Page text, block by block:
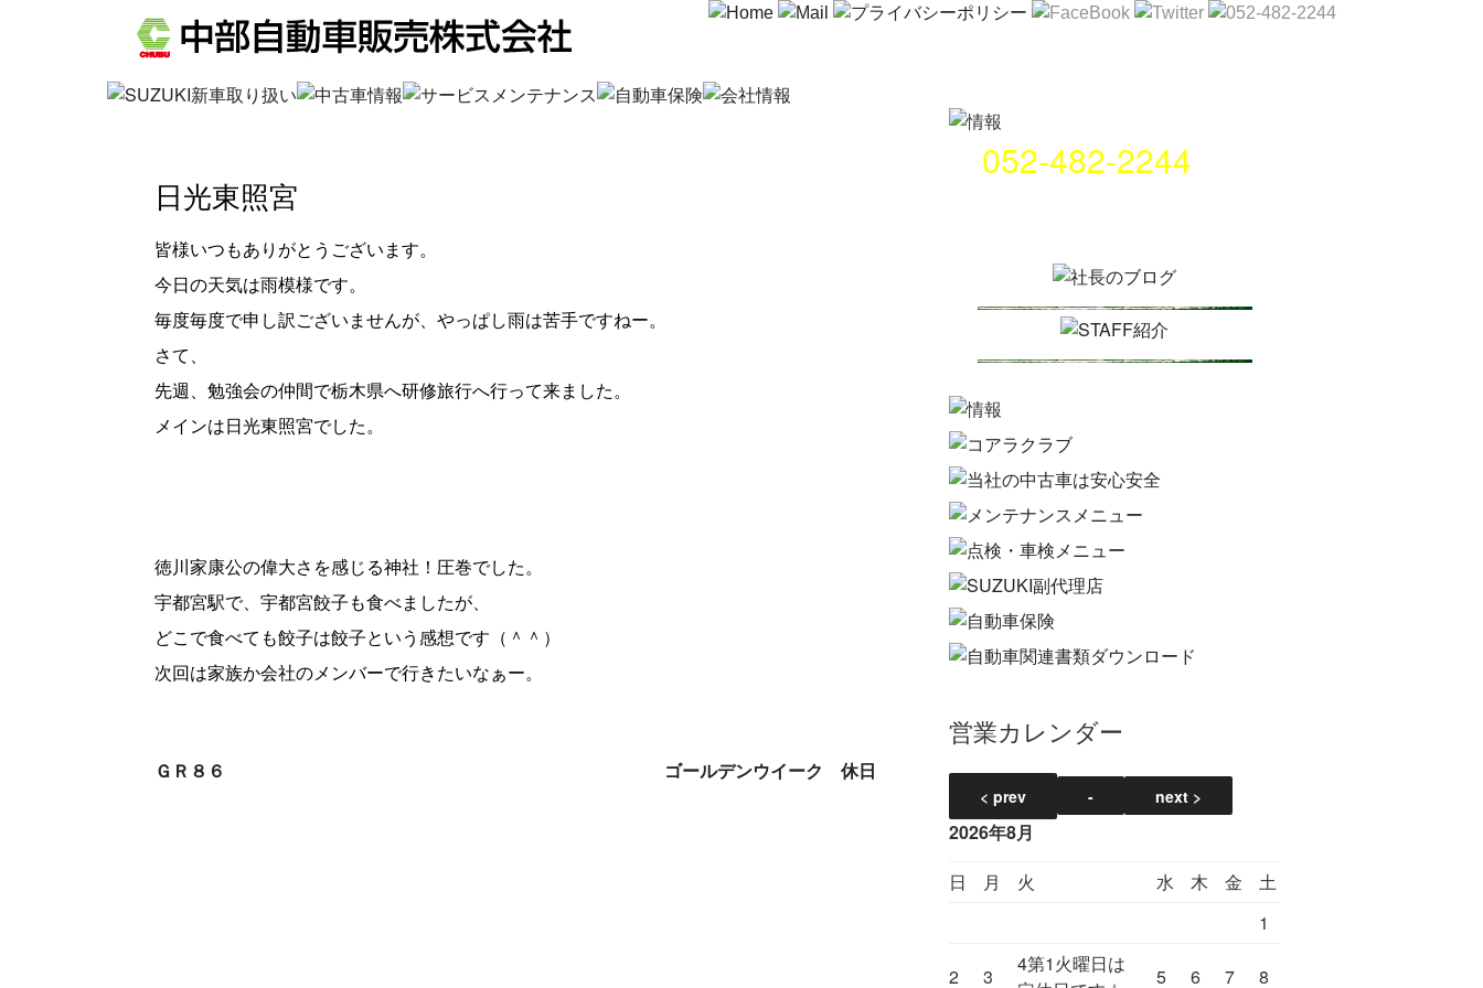
日光東照宮
皆様いつもありがとうございます。
今日の天気は雨模様です。
毎度毎度で申し訳ございませんが、やっぱし雨は苦手ですねー。
さて、
先週、勉強会の仲間で栃木県へ研修旅行へ行って来ました。
メインは日光東照宮でした。
徳川家康公の偉大さを感じる神社！圧巻でした。
宇都宮駅で、宇都宮餃子も食べましたが、
どこで食べても餃子は餃子という感想です（＾＾）
次回は家族か会社のメンバーで行きたいなぁー。
投
ＧＲ８６ ゴールデンウイーク 休日
052-482-2244
営業カレンダー
2026年8月
日
月 火 水 木 金
土
1
2 3
4第1火曜日は
5 6 7 8